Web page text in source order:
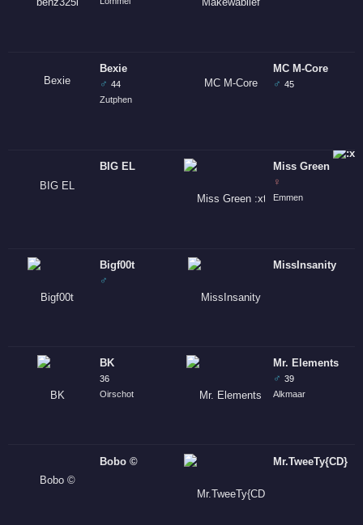
Bexie
♂ 44
Zutphen
BIG EL
Bigf00t
♂
BK
36
Oirschot
Bobo ©
MC M-Core
♂ 45
Miss Green
♀
Emmen
MissInsanity
Mr. Elements
♂ 39
Alkmaar
Mr.TweeTy{CD}